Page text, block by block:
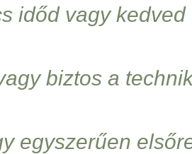
időd vagy
biztos a
egyszerűen